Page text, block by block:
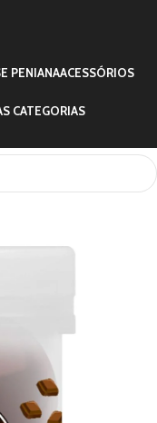
PENIANAACESSÓRIOS
CATEGORIAS